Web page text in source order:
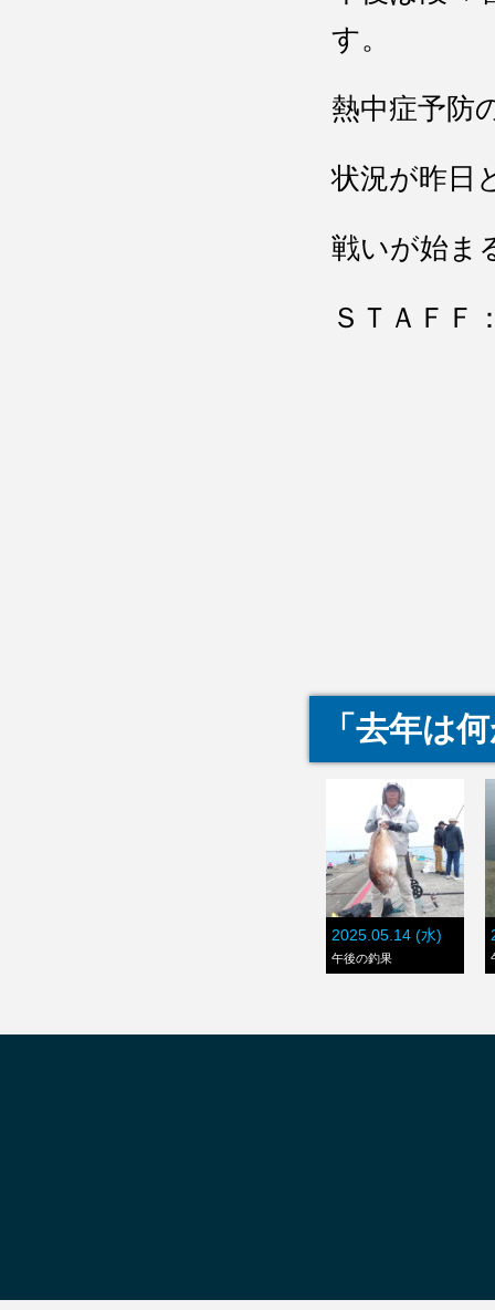
す。
熱中症予防
状況が昨日
戦いが始ま
ＳＴＡＦＦ
「去年は
2025.05.14 (水)
午後の釣果